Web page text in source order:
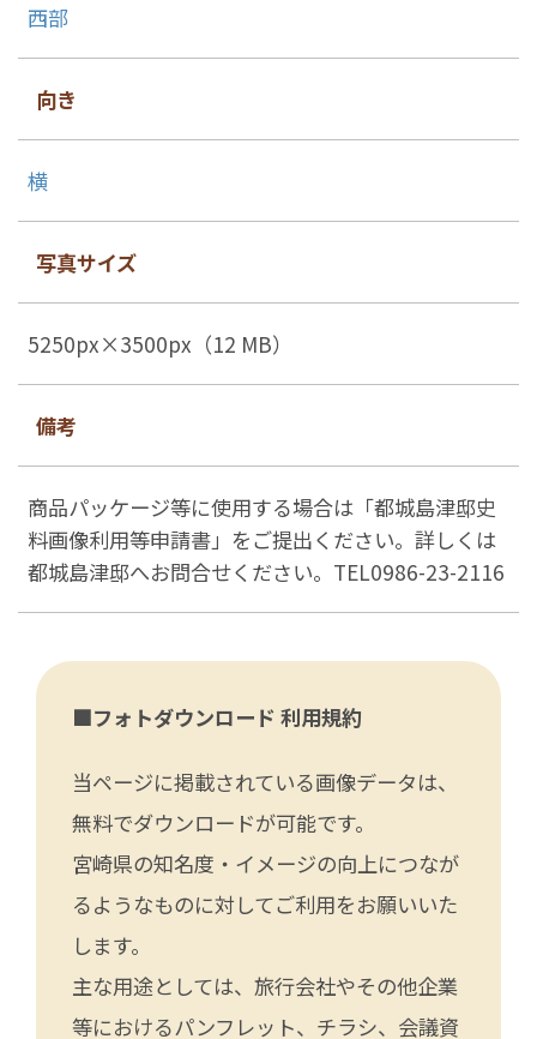
西部
向き
横
写真サイズ
5250px×3500px（12 MB）
備考
商品パッケージ等に使用する場合は「都城島津邸史
料画像利用等申請書」をご提出ください。詳しくは
都城島津邸へお問合せください。TEL0986-23-2116
■フォトダウンロード 利用規約
当ページに掲載されている画像データは、
無料でダウンロードが可能です。
宮崎県の知名度・イメージの向上につなが
るようなものに対してご利用をお願いいた
します。
主な用途としては、旅行会社やその他企業
等におけるパンフレット、チラシ、会議資